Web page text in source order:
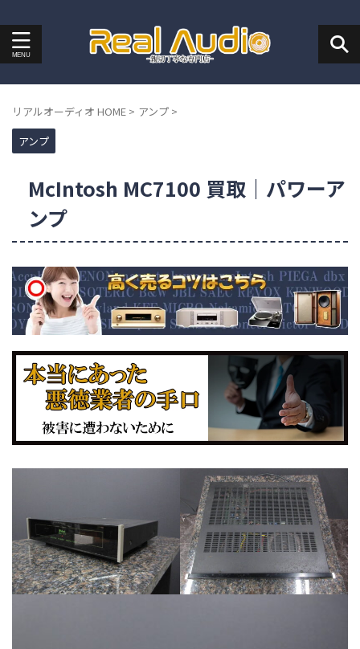
リアルオーディオ HOME > アンプ >
アンプ
McIntosh MC7100 買取｜パワーア
ンプ